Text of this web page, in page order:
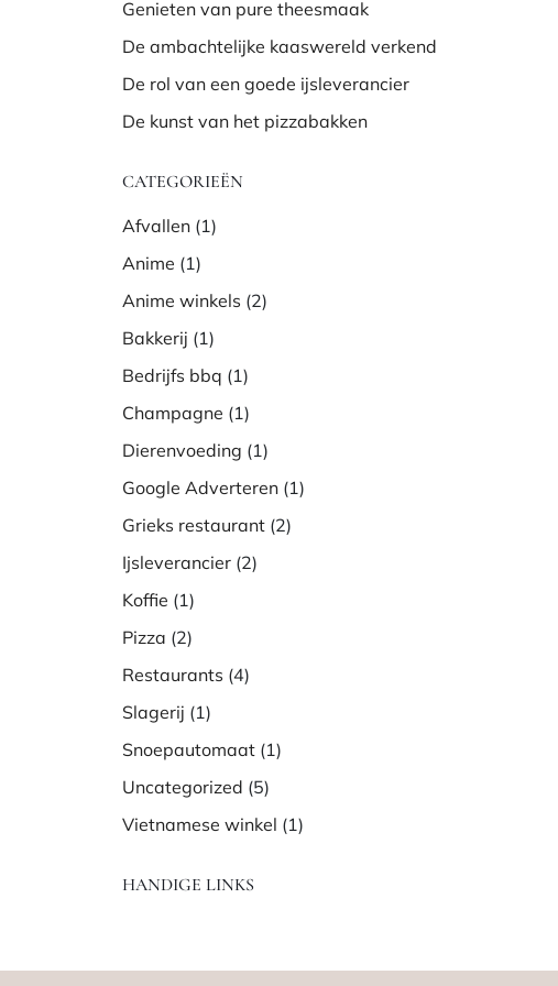
Genieten van pure theesmaak
De ambachtelijke kaaswereld verkend
De rol van een goede ijsleverancier
De kunst van het pizzabakken
CATEGORIEËN
Afvallen (1)
Anime (1)
Anime winkels (2)
Bakkerij (1)
Bedrijfs bbq (1)
Champagne (1)
Dierenvoeding (1)
Google Adverteren (1)
Grieks restaurant (2)
Ijsleverancier (2)
Koffie (1)
Pizza (2)
Restaurants (4)
Slagerij (1)
Snoepautomaat (1)
Uncategorized (5)
Vietnamese winkel (1)
HANDIGE LINKS